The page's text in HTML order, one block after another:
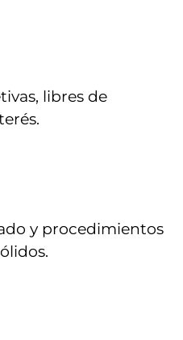
libres de
y procedimientos